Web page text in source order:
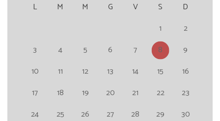
L M M G V S
D
1
2
3
4 5 6 7 8
9
10
11 12 13 14 15
16
17
18 19 20 21 22
23
24
25 26 27 28 29
30